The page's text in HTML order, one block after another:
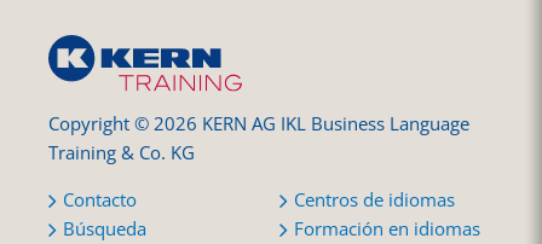
Copyright © 2026 KERN AG IKL Business Language
Training & Co. KG
Contacto
Búsqueda
Centros de idiomas
Formación en idiomas